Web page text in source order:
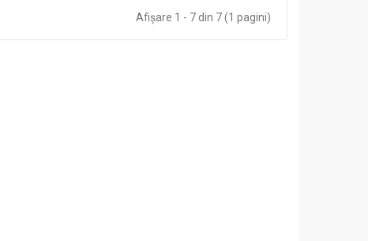
Afişare 1 - 7 din 7 (1 pagini)